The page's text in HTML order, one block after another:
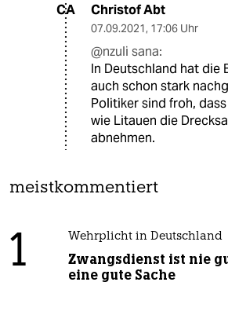
CA Christof Abt
07.09.2021, 17:06 Uhr
@nzuli sana:
In Deutschland hat die
auch schon stark
Politiker sind froh,
wie Litauen die
abnehmen.
meistkommentiert
1 Wehrplicht in Deutschland
Zwangsdienst ist nie
eine gute Sache